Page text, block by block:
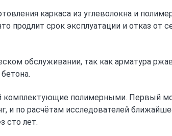
каркаса из углеволокна и
продлит срок эксплуатации и отказ от
обслуживании, так как арматура
комплектующие полимерными. Первый
и по расчётам исследователей
сто лет.